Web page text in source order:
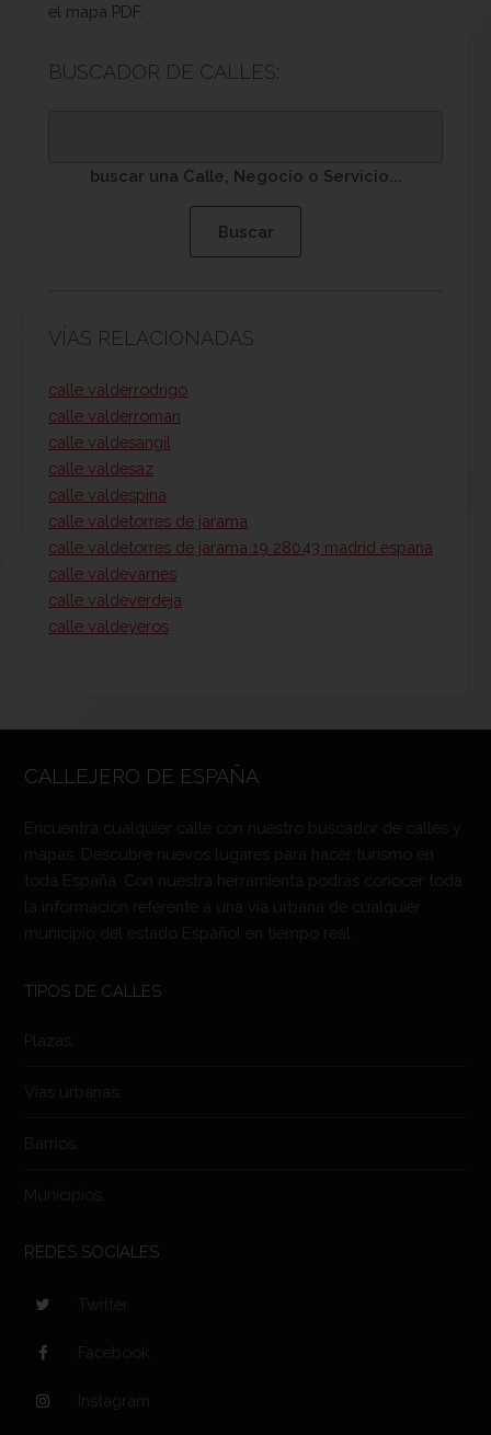
el mapa PDF.
BUSCADOR DE CALLES:
buscar una Calle, Negocio o Servicio...
VÍAS RELACIONADAS
calle valderrodrigo
calle valderroman
calle valdesangil
calle valdesaz
calle valdespina
calle valdetorres de jarama
calle valdetorres de jarama 19 28043 madrid espana
calle valdevarnes
calle valdeverdeja
calle valdeyeros
CALLEJERO DE ESPAÑA
Encuentra cualquier calle con nuestro buscador de calles y
mapas. Descubre nuevos lugares para hacer turismo en
toda España. Con nuestra herramienta podrás conocer toda
la información referente a una vía urbana de cualquier
municipio del estado Español en tiempo real.
TIPOS DE CALLES
Plazas.
Vías urbanas.
Barrios.
Municipios.
REDES SOCIALES
Twitter
Facebook
Instagram